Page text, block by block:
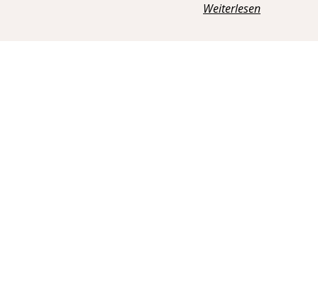
Weiterlesen